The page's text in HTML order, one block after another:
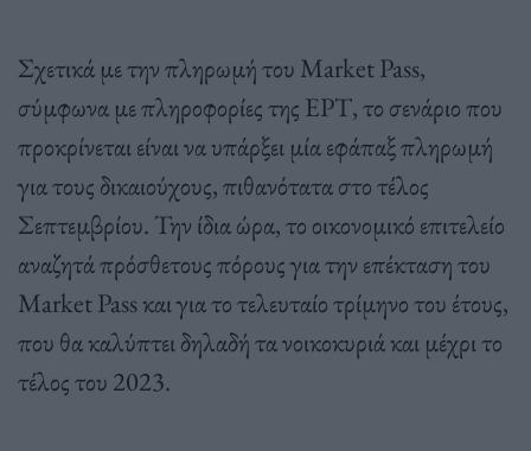
Σχετικά με την πληρωμή του Market Pass,
σύμφωνα με πληροφορίες της ΕΡΤ, το σενάριο που
προκρίνεται είναι να υπάρξει μία εφάπαξ πληρωμή
για τους δικαιούχους, πιθανότατα στο τέλος
Σεπτεμβρίου. Την ίδια ώρα, το οικονομικό επιτελείο
αναζητά πρόσθετους πόρους για την επέκταση του
Market Pass και για το τελευταίο τρίμηνο του έτους,
που θα καλύπτει δηλαδή τα νοικοκυριά και μέχρι το
τέλος του 2023.